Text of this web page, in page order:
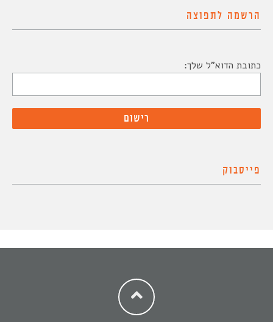
הרשמה לתפוצה
כתובת הדוא"ל שלך:
פייסבוק